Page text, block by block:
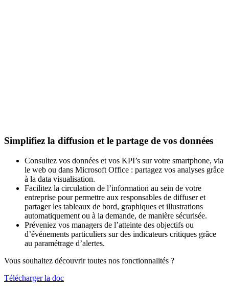
Simplifiez la diffusion et le partage de vos données
Consultez vos données et vos KPI’s sur votre smartphone, via
le web ou dans Microsoft Office : partagez vos analyses grâce
à la data visualisation.
Facilitez la circulation de l’information au sein de votre
entreprise pour permettre aux responsables de diffuser et
partager les tableaux de bord, graphiques et illustrations
automatiquement ou à la demande, de manière sécurisée.
Préveniez vos managers de l’atteinte des objectifs ou
d’événements particuliers sur des indicateurs critiques grâce
au paramétrage d’alertes.
Vous souhaitez découvrir toutes nos fonctionnalités ?
Télécharger la doc